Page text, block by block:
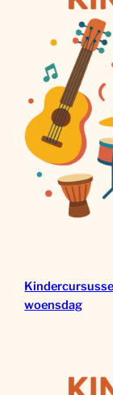
woensdag